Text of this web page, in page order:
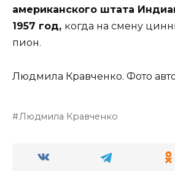
американского штата
1957 год, когда на смену
пион.
Людмила Кравченко. Фото
Людмила Кравченко